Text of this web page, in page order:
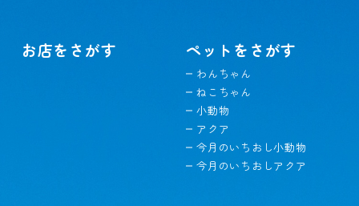
お店をさがす ペットをさがす
わんちゃん
ねこちゃん
小動物
アクア
今月のいちおし小動物
今月のいちおしアクア